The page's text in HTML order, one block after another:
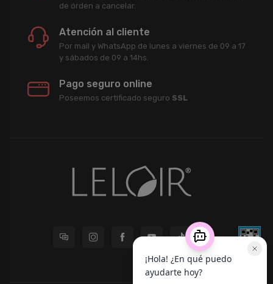
de órden a cancelar.
Atención al cliente
Por mail y WhatsApp de lunes a viernes de 09 a 17
y sábados de 09 a 14hs.
Pago seguro online
Poseemos certificado seguro SSL